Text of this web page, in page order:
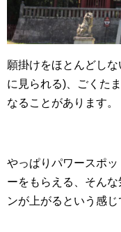
願掛けをほとんどし
に見られる)、ごくた
なることがあります。
やっぱりパワースポ
ーをもらえる、そん
ンが上がるという感じ